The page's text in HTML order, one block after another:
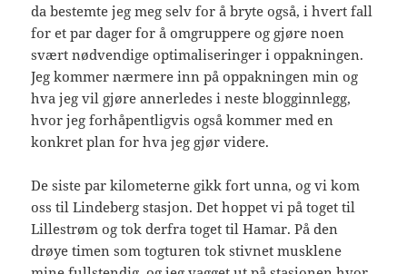
da bestemte jeg meg selv for å bryte også, i hvert fall
for et par dager for å omgruppere og gjøre noen
svært nødvendige optimaliseringer i oppakningen.
Jeg kommer nærmere inn på oppakningen min og
hva jeg vil gjøre annerledes i neste blogginnlegg,
hvor jeg forhåpentligvis også kommer med en
konkret plan for hva jeg gjør videre.
De siste par kilometerne gikk fort unna, og vi kom
oss til Lindeberg stasjon. Det hoppet vi på toget til
Lillestrøm og tok derfra toget til Hamar. På den
drøye timen som togturen tok stivnet musklene